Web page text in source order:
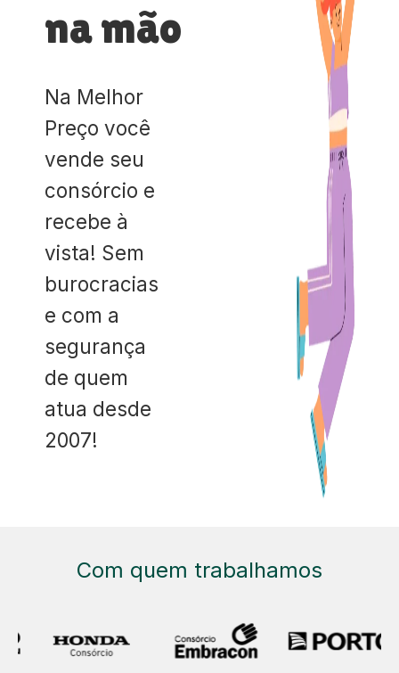
na mão
Na Melhor
Preço você
vende seu
consórcio e
recebe à
vista! Sem
burocracias
e com a
segurança
de quem
atua desde
2007!
Com quem trabalhamos